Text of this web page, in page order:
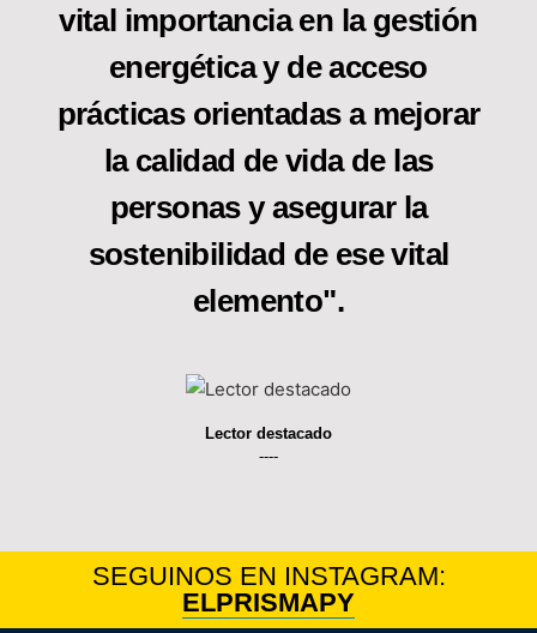
vital importancia en la gestión
energética y de acceso
prácticas orientadas a mejorar
la calidad de vida de las
personas y asegurar la
sostenibilidad de ese vital
elemento".
Lector destacado
----
SEGUINOS EN INSTAGRAM:
ELPRISMAPY